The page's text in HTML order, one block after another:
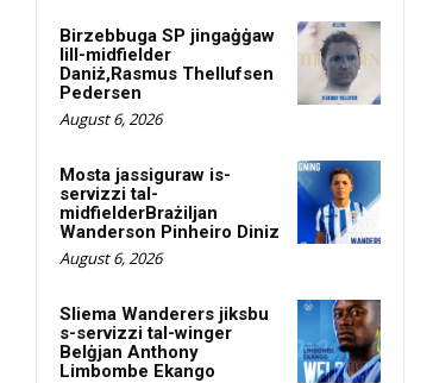
Birzebbuga SP jingaġġaw
lill-midfielder
Daniż,Rasmus Thellufsen
Pedersen
August 6, 2026
Mosta jassiguraw is-
servizzi tal-
midfielderBrażiljan
Wanderson Pinheiro Diniz
August 6, 2026
Sliema Wanderers jiksbu
s-servizzi tal-winger
Belġjan Anthony
Limbombe Ekango